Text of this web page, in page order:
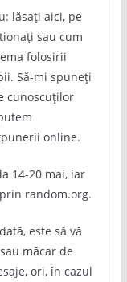
lăsați aici, pe
sau cum
folosirii
Să-mi spuneți
cunoscuților
online.
14-20 mai, iar
random.org.
este să vă
măcar de
ori, în cazul